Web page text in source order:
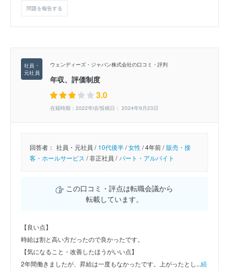
問題を報告する
ウェンディーズ・ジャパン株式会社の口コミ・評判
年収、評価制度
3.0
在籍時期：2022年頃/投稿日： 2024年9月23日
回答者： 社員・元社員 / 10代後半/女性/4年前 / 販売・接
客・ホールサービス /非正社員 / パート・アルバイト
この口コミ・評点は転職会議から
転載しています。
【良い点】
時給は割と高い方だったので良かったです。
【気になること・改善したほうがいい点】
2年間働きましたが、昇給は一度もなかったです。上がったとし...続